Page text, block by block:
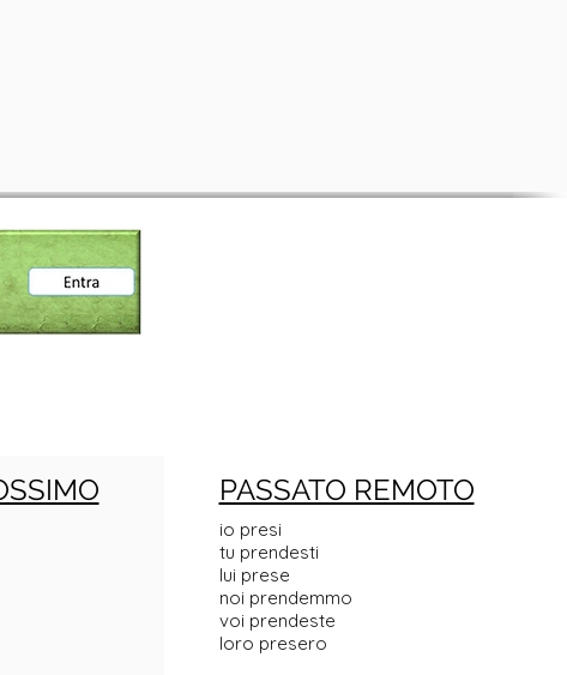
PASSATO REMOTO
io presi
tu prendesti
lui prese
noi prendemmo
voi prendeste
loro presero